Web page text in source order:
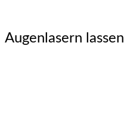
Augenlasern lassen